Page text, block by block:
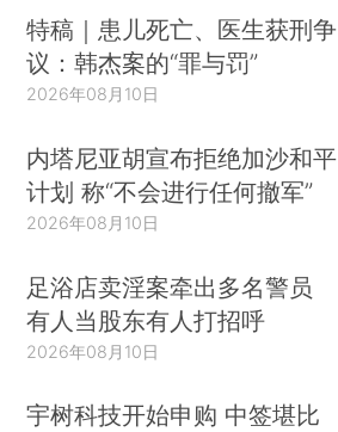
特稿｜患儿死亡、医生获刑争
议：韩杰案的“罪与罚”
2026年08月10日
内塔尼亚胡宣布拒绝加沙和平
计划 称“不会进行任何撤军”
2026年08月10日
足浴店卖淫案牵出多名警员
有人当股东有人打招呼
2026年08月10日
宇树科技开始申购 中签堪比